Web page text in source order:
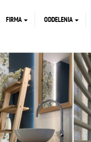
FIRMA ODDELENIA